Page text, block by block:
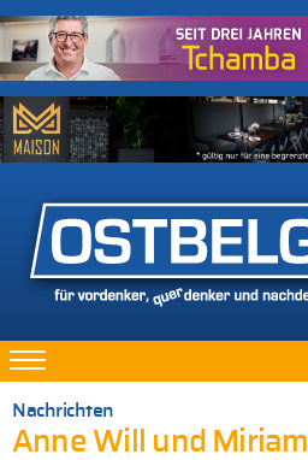
Nachrichten
Anne Will und